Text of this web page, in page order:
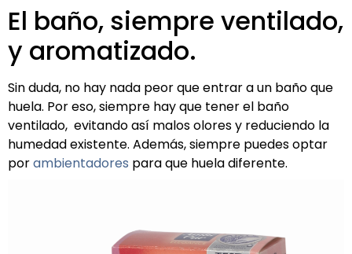
El baño, siempre ventilado,
y aromatizado.
Sin duda, no hay nada peor que entrar a un baño que
huela. Por eso, siempre hay que tener el baño
ventilado, evitando así malos olores y reduciendo la
humedad existente. Además, siempre puedes optar
porambientadores para que huela diferente.